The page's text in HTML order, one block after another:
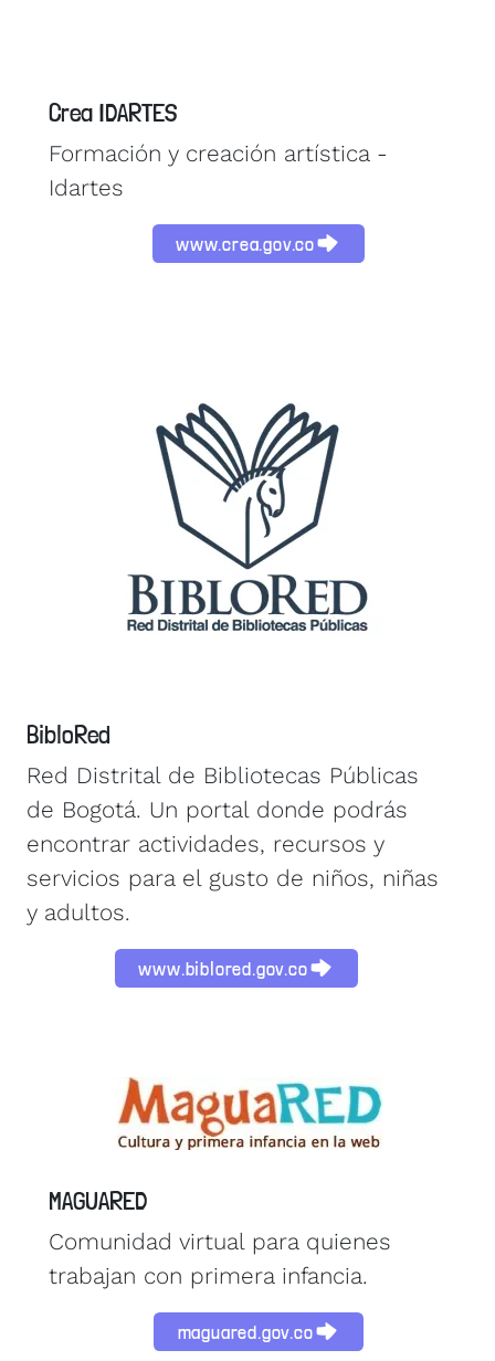
Crea IDARTES
Formación y creación artística -
Idartes
www.crea.gov.co
BibloRed
Red Distrital de Bibliotecas Públicas
de Bogotá. Un portal donde podrás
encontrar actividades, recursos y
servicios para el gusto de niños, niñas
y adultos.
www.biblored.gov.co
MAGUARED
Comunidad virtual para quienes
trabajan con primera infancia.
maguared.gov.co